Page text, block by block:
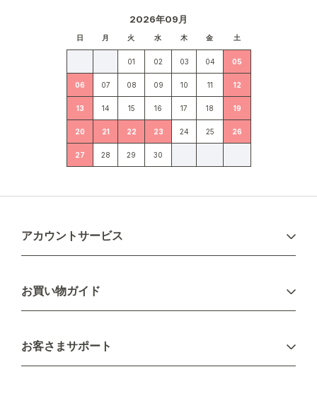
2026年09月
日 月 火 水 木 金 土
01 02 03 04 05
06 07 08 09 10 11 12
13 14 15 16 17 18 19
20 21 22 23 24 25 26
27 28 29 30
アカウントサービス
新規会員登録
お買い物ガイド
配送について
不良品・返品について
お客さまサポート